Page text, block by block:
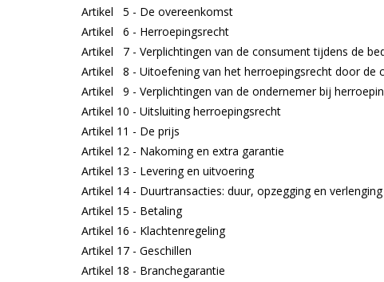
Artikel 5 - De overeenkomst
Artikel 6 - Herroepingsrecht
Artikel 7 - Verplichtingen van de consument tijdens de
Artikel 8 - Uitoefening van het herroepingsrecht door de
Artikel 9 - Verplichtingen van de ondernemer bij
Artikel 10 - Uitsluiting herroepingsrecht
Artikel 11 - De prijs
Artikel 12 - Nakoming en extra garantie
Artikel 13 - Levering en uitvoering
Artikel 14 - Duurtransacties: duur, opzegging en verlenging
Artikel 15 - Betaling
Artikel 16 - Klachtenregeling
Artikel 17 - Geschillen
Artikel 18 - Branchegarantie